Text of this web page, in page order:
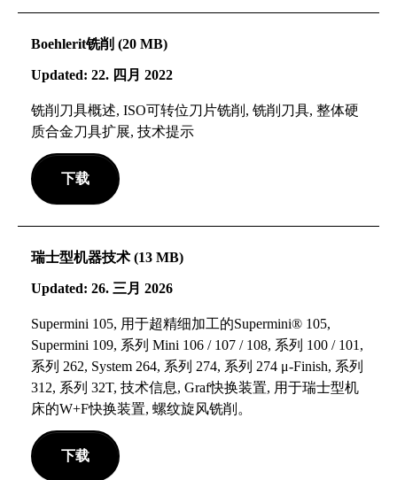
Boehlerit铣削 (20 MB)
Updated: 22. 四月 2022
铣削刀具概述, ISO可转位刀片铣削, 铣削刀具, 整体硬
质合金刀具扩展, 技术提示
下载
瑞士型机器技术 (13 MB)
Updated: 26. 三月 2026
Supermini 105, 用于超精细加工的Supermini® 105,
Supermini 109, 系列 Mini 106 / 107 / 108, 系列 100 / 101,
系列 262, System 264, 系列 274, 系列 274 μ-Finish, 系列
312, 系列 32T, 技术信息, Graf快换装置, 用于瑞士型机
床的W+F快换装置, 螺纹旋风铣削。
下载